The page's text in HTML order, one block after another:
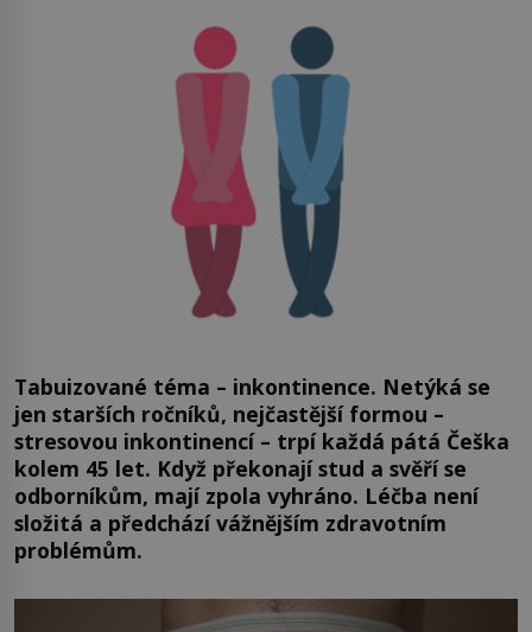
Tabuizované téma – inkontinence. Netýká se
jen starších ročníků, nejčastější formou –
stresovou inkontinencí – trpí každá pátá Češka
kolem 45 let. Když překonají stud a svěří se
odborníkům, mají zpola vyhráno. Léčba není
složitá a předchází vážnějším zdravotním
problémům.